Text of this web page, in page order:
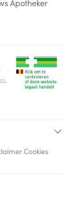
Apotheker
Cookies